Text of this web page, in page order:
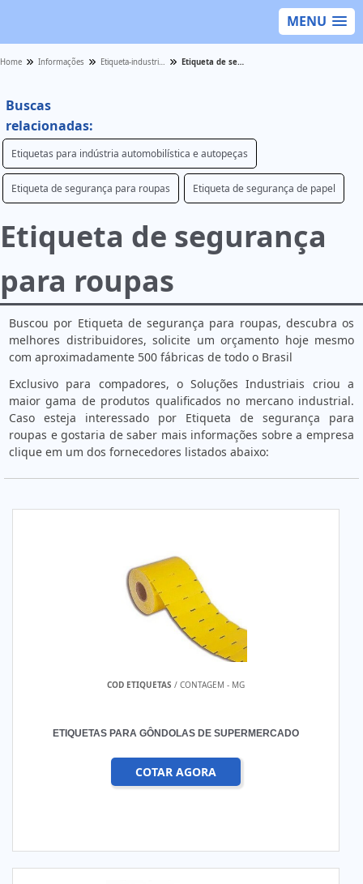
MENU
Home Informações Etiqueta-industrial - Categoria Etiqueta de segurança para roupas
Buscas
relacionadas:
Etiquetas para indústria automobilística e autopeças
Etiqueta de segurança para roupas Etiqueta de segurança de papel
Etiqueta de segurança
para roupas
Buscou por Etiqueta de segurança para roupas, descubra os
melhores distribuidores, solicite um orçamento hoje mesmo
com aproximadamente 500 fábricas de todo o Brasil
Exclusivo para compadores, o Soluções Industriais criou a
maior gama de produtos qualificados no mercano industrial.
Caso esteja interessado por Etiqueta de segurança para
roupas e gostaria de saber mais informações sobre a empresa
clique em um dos fornecedores listados abaixo:
COD ETIQUETAS / CONTAGEM - MG
ETIQUETAS PARA GÔNDOLAS DE SUPERMERCADO
COTAR AGORA